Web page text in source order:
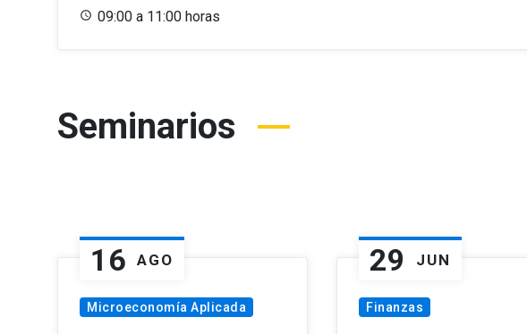
09:00 a 11:00 horas
Seminarios
16 AGO
Microeconomía Aplicada
29 JUN
Finanzas